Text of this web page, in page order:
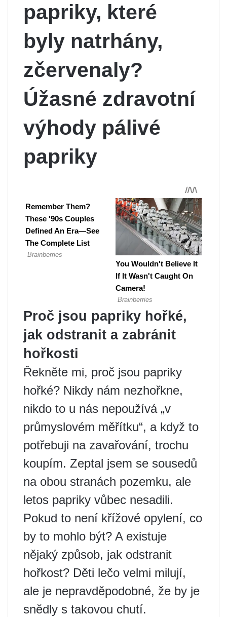
papriky, které
byly natrhány,
zčervenaly?
Úžasné zdravotní
výhody pálivé
papriky
Proč jsou papriky hořké,
jak odstranit a zabránit
hořkosti
Řekněte mi, proč jsou papriky
hořké? Nikdy nám nezhořkne,
nikdo to u nás nepoužívá „v
průmyslovém měřítku“, a když to
potřebuji na zavařování, trochu
koupím. Zeptal jsem se sousedů
na obou stranách pozemku, ale
letos papriky vůbec nesadili.
Pokud to není křížové opylení, co
by to mohlo být? A existuje
nějaký způsob, jak odstranit
hořkost? Děti lečo velmi milují,
ale je nepravděpodobné, že by je
snědly s takovou chutí.